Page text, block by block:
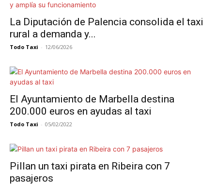
La Diputación de Palencia consolida el taxi
rural a demanda y...
Todo Taxi - 12/06/2026
El Ayuntamiento de Marbella destina
200.000 euros en ayudas al taxi
Todo Taxi - 05/02/2022
Pillan un taxi pirata en Ribeira con 7
pasajeros